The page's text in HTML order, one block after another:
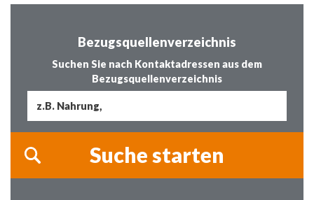
Bezugsquellenverzeichnis
Suchen Sie nach Kontaktadressen aus dem
Bezugsquellenverzeichnis